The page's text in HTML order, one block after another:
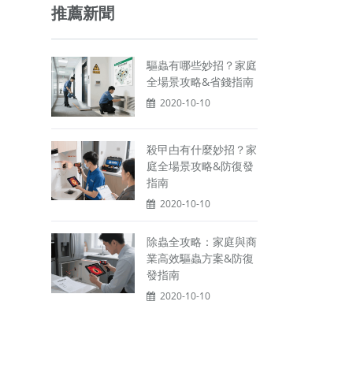
推薦新聞
驅蟲有哪些妙招？家庭
全場景攻略&省錢指南
2020-10-10
殺曱甴有什麼妙招？家
庭全場景攻略&防復發
指南
2020-10-10
除蟲全攻略：家庭與商
業高效驅蟲方案&防復
發指南
2020-10-10